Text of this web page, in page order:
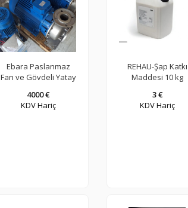
Ebara Paslanmaz
Fan ve Gövdeli Yatay
4000 €
KDV Hariç
REHAU-Şap Katkı
Maddesi 10 kg
3 €
KDV Hariç